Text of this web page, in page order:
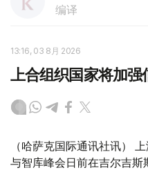
编译
13:16, 03 8月 2026
上合组织国家将加强
（哈萨克国际通讯社讯）
与智库峰会日前在吉尔吉